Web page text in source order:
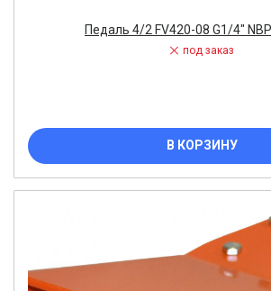
Педаль 4/2 FV420-08 G1/4"
под заказ
В КОРЗИНУ